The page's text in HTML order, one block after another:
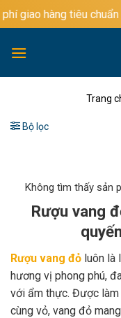
Bỏ
qua
dung
tiêu chuẩn cho các đơn
Trang
Bộ lọc
Không tìm thấy sản
Rượu vang
Rượu vang đỏ luôn là
hương vị phong phú,
với ẩm thực. Được
cùng vỏ, vang đỏ